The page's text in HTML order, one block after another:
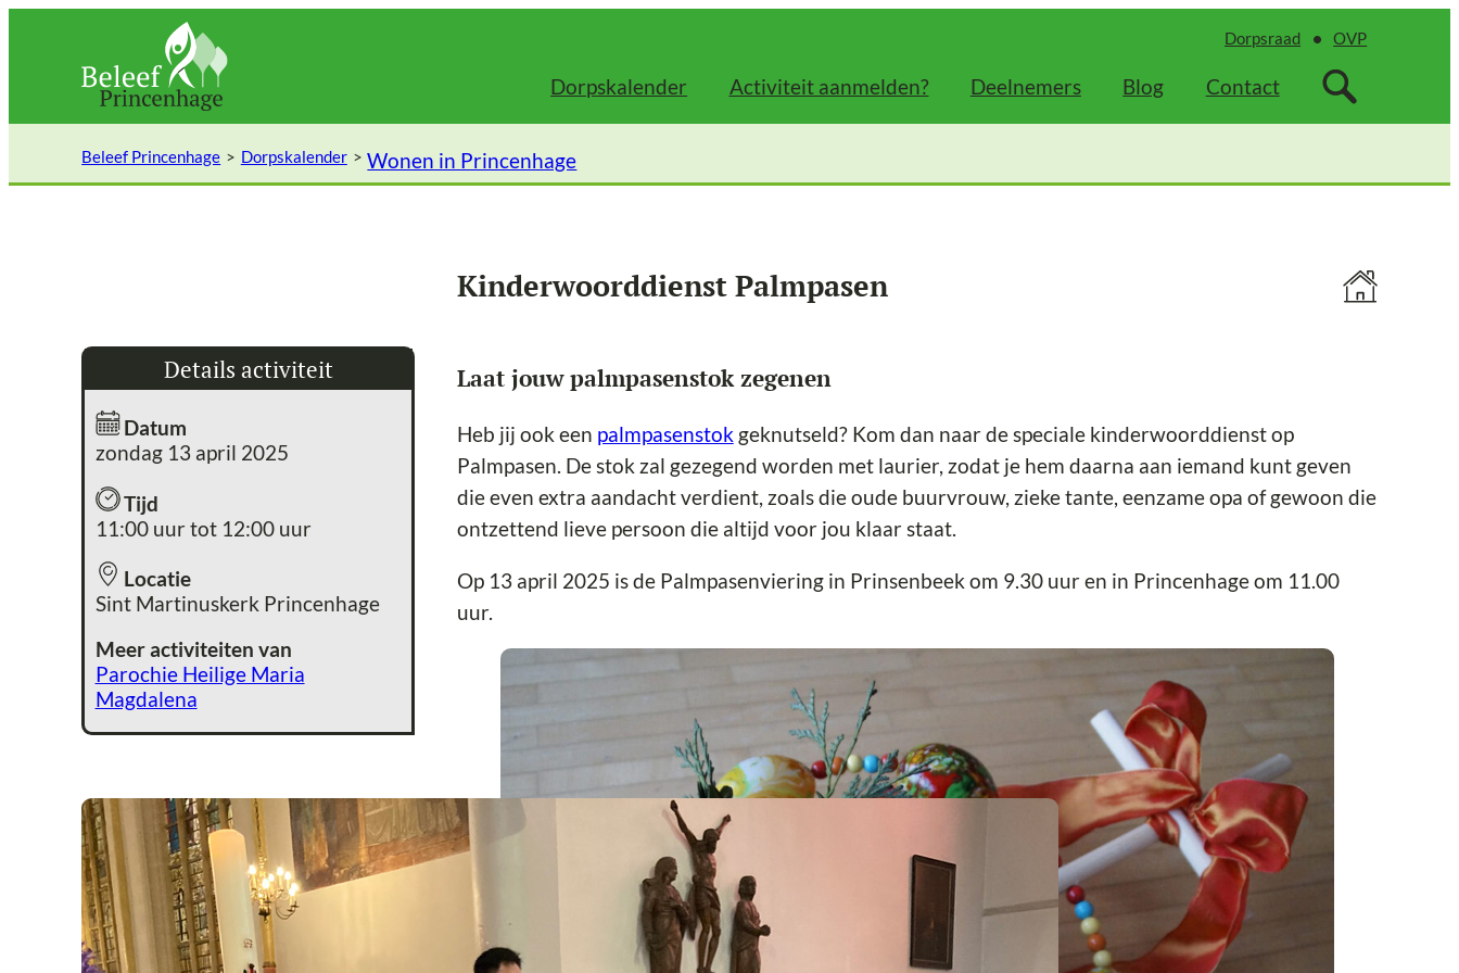
inhoud
Dorpsraad OVP
Dorpskalender Activiteit aanmelden? Deelnemers Blog Contact
Beleef Princenhage Dorpskalender Wonen in Princenhage
Kinderwoorddienst Palmpasen
Details activiteit
Datum
zondag 13 april 2025
Tijd
11:00 uur tot 12:00 uur
Locatie
Sint Martinuskerk Princenhage
Meer activiteiten van
Parochie Heilige Maria
Magdalena
Laat jouw palmpasenstok zegenen
Heb jij ook een palmpasenstokgeknutseld? Kom dan naar de speciale kinderwoorddienst op
Palmpasen. De stok zal gezegend worden met laurier, zodat je hem daarna aan iemand kunt geven
die even extra aandacht verdient, zoals die oude buurvrouw, zieke tante, eenzame opa of gewoon die
ontzettend lieve persoon die altijd voor jou klaar staat.
Op 13 april 2025 is de Palmpasenviering in Prinsenbeek om 9.30 uur en in Princenhage om 11.00
uur.